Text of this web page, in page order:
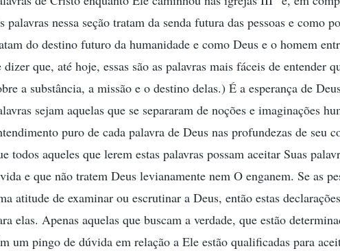
palavras nessa seção tratam da senda futura das pessoas e como
do destino futuro da humanidade e como Deus e o homem
dizer que, até hoje, essas são as palavras mais fáceis de entender
a substância, a missão e o destino delas.) É a esperança de
sejam aquelas que se separaram de noções e imaginações
puro de cada palavra de Deus nas profundezas de seu
todos aqueles que lerem estas palavras possam aceitar Suas
e que não tratem Deus levianamente nem O enganem. Se as
atitude de examinar ou escrutinar a Deus, então estas
elas. Apenas aquelas que buscam a verdade, que estão
um pingo de dúvida em relação a Ele estão qualificadas para